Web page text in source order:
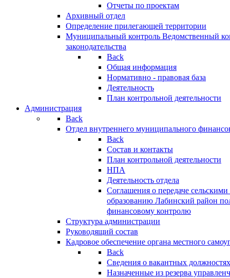
Отчеты по проектам
Архивный отдел
Определение прилегающей территории
Муниципальный контроль Ведомственный
законодательства
Back
Общая информация
Нормативно - правовая база
Деятельность
План контрольной деятельности
Администрация
Back
Отдел внутреннего муниципального
Back
Состав и контакты
План контрольной деятельности
НПА
Деятельность отдела
Соглашения о передаче
образованию Лабинский район
финансовому контролю
Структура администрации
Руководящий состав
Кадровое обеспечение органа местного
Back
Сведения о вакантных
Назначенные из резерва